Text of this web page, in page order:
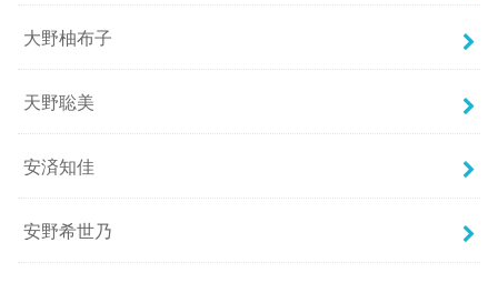
大野柚布子
天野聡美
安済知佳
安野希世乃